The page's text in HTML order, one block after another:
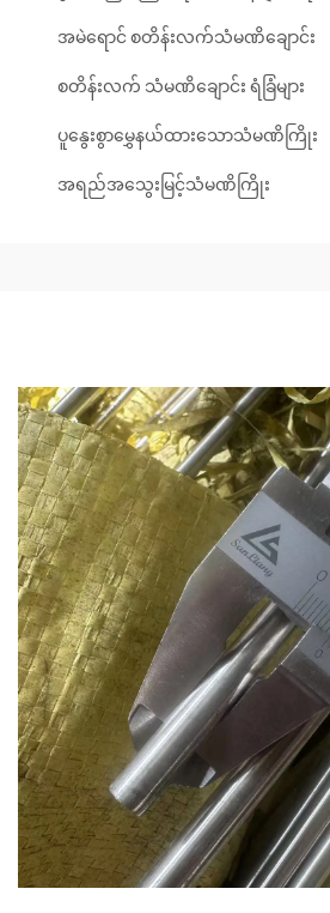
အမဲရောင် စတိန်းလက်သံမဏိချောင်း
စတိန်းလက် သံမဏိချောင်း ရံခြံများ
ပူနွေးစွာမွှေနယ်ထားသောသံမဏိကြိုး
အရည်အသွေးမြင့်သံမဏိကြိုး